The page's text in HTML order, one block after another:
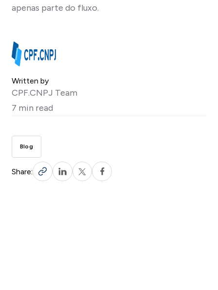
apenas parte do fluxo.
Written by
CPF.CNPJ Team
7 min read
Blog
Share: